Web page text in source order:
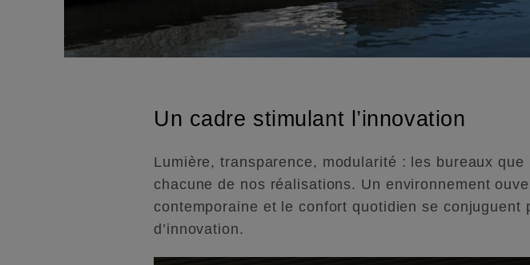
Un cadre stimulant l’innovation
Lumière, transparence, modularité : les bureaux
chacune de nos réalisations. Un environnement
contemporaine et le confort quotidien se
d’innovation.